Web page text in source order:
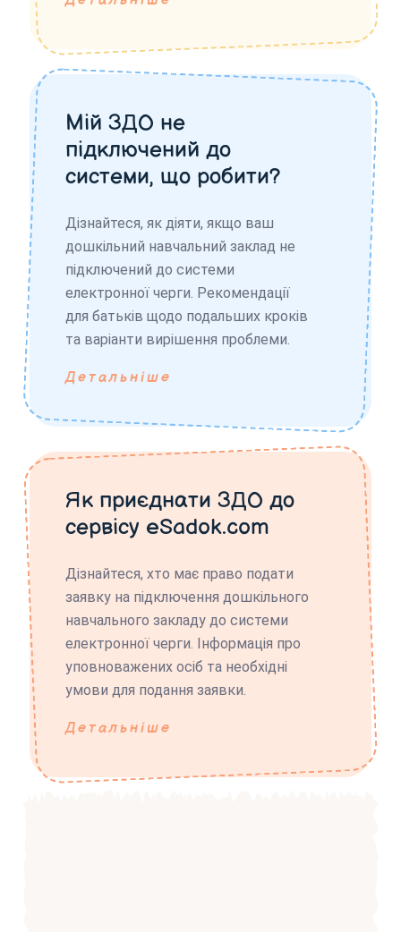
Мій ЗДО не
підключений до
системи, що робити?
Дізнайтеся, як діяти, якщо ваш
дошкільний навчальний заклад не
підключений до системи
електронної черги. Рекомендації
для батьків щодо подальших кроків
та варіанти вирішення проблеми.
Детальніше
Як приєднати ЗДО до
сервісу eSadok.com
Дізнайтеся, хто має право подати
заявку на підключення дошкільного
навчального закладу до системи
електронної черги. Інформація про
уповноважених осіб та необхідні
умови для подання заявки.
Детальніше